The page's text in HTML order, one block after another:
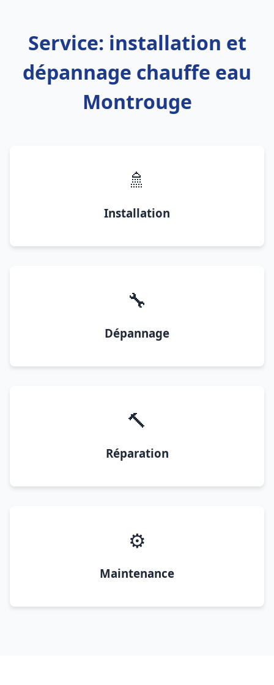
Service: installation et
dépannage chauffe eau
Montrouge
🚿
Installation
🔧
Dépannage
🔨
Réparation
⚙️
Maintenance